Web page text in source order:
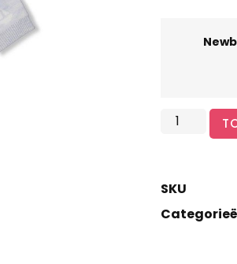
SKU